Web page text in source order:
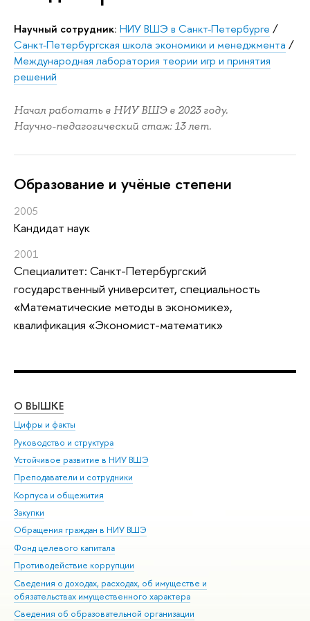
Научный сотрудник: НИУ ВШЭ в Санкт-Петербурге /
Санкт-Петербургская школа экономики и менеджмента /
Международная лаборатория теории игр и принятия
решений
Начал работать в НИУ ВШЭ в 2023 году.
Научно-педагогический стаж: 13 лет.
Oбразование и учёные степени
2005
Кандидат наук
2001
Специалитет: Санкт-Петербургский
государственный университет, специальность
«Математические методы в экономике»,
квалификация «Экономист-математик»
О ВЫШКЕ
Цифры и факты
Руководство и структура
Устойчивое развитие в НИУ ВШЭ
Преподаватели и сотрудники
Корпуса и общежития
Закупки
Обращения граждан в НИУ ВШЭ
Фонд целевого капитала
Противодействие коррупции
Сведения о доходах, расходах, об имуществе и
обязательствах имущественного характера
Сведения об образовательной организации